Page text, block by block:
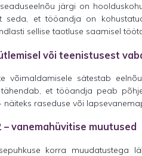
järgi on
seda, et tööandja on
sellise taotluse saamisel
või teenistusest
võimaldamisele sätestab
tähendab, et tööandja peab
raseduse või
vanemahüvitise muutused
korra